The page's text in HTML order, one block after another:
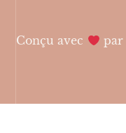
Conçu avec par